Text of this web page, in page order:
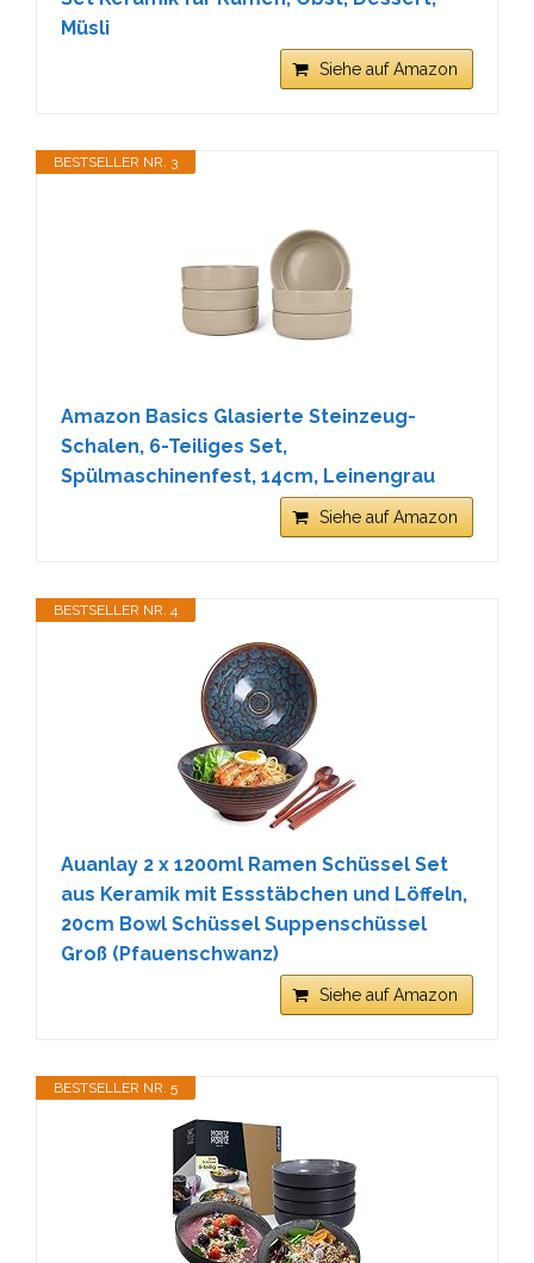
Müsli
Siehe auf Amazon
BESTSELLER NR. 3
Amazon Basics Glasierte Steinzeug-
Schalen, 6-Teiliges Set,
Spülmaschinenfest, 14cm, Leinengrau
Siehe auf Amazon
BESTSELLER NR. 4
Auanlay 2 x 1200ml Ramen Schüssel Set
aus Keramik mit Essstäbchen und Löffeln,
20cm Bowl Schüssel Suppenschüssel
Groß (Pfauenschwanz)
Siehe auf Amazon
BESTSELLER NR. 5